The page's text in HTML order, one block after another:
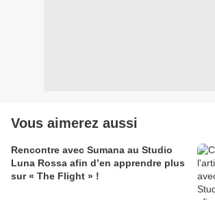
Vous aimerez aussi
Rencontre avec Sumana au Studio
Luna Rossa afin d’en apprendre plus
sur « The Flight » !